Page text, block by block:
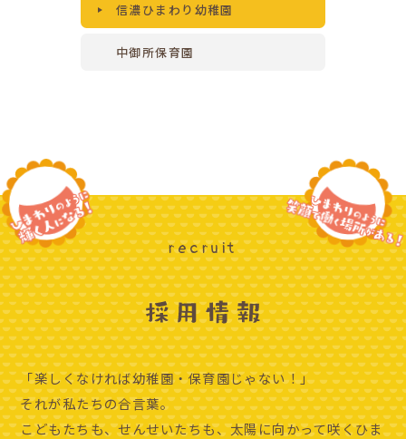
信濃ひまわり幼稚園
中御所保育園
recruit
「楽しくなければ幼稚園・保育園じゃない！」
それが私たちの合言葉。
こどもたちも、せんせいたちも、太陽に向かって咲くひま